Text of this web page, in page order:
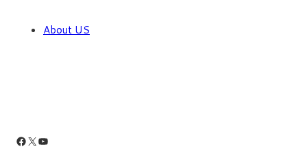
About US
Facebook
X YouTube